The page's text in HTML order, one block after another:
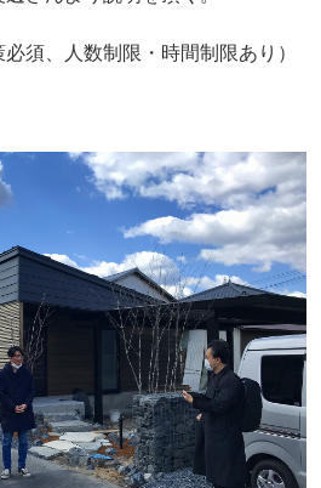
須、人数制限・時間制限あり）